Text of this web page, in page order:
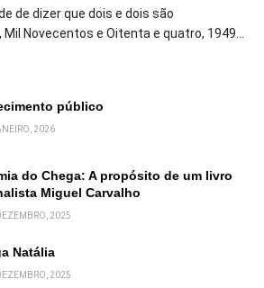
de dizer que dois e dois são
Novecentos e Oitenta e quatro, 1949...
público
2026
do Chega: A propósito de um livro
Miguel Carvalho
2025
Natália
2025